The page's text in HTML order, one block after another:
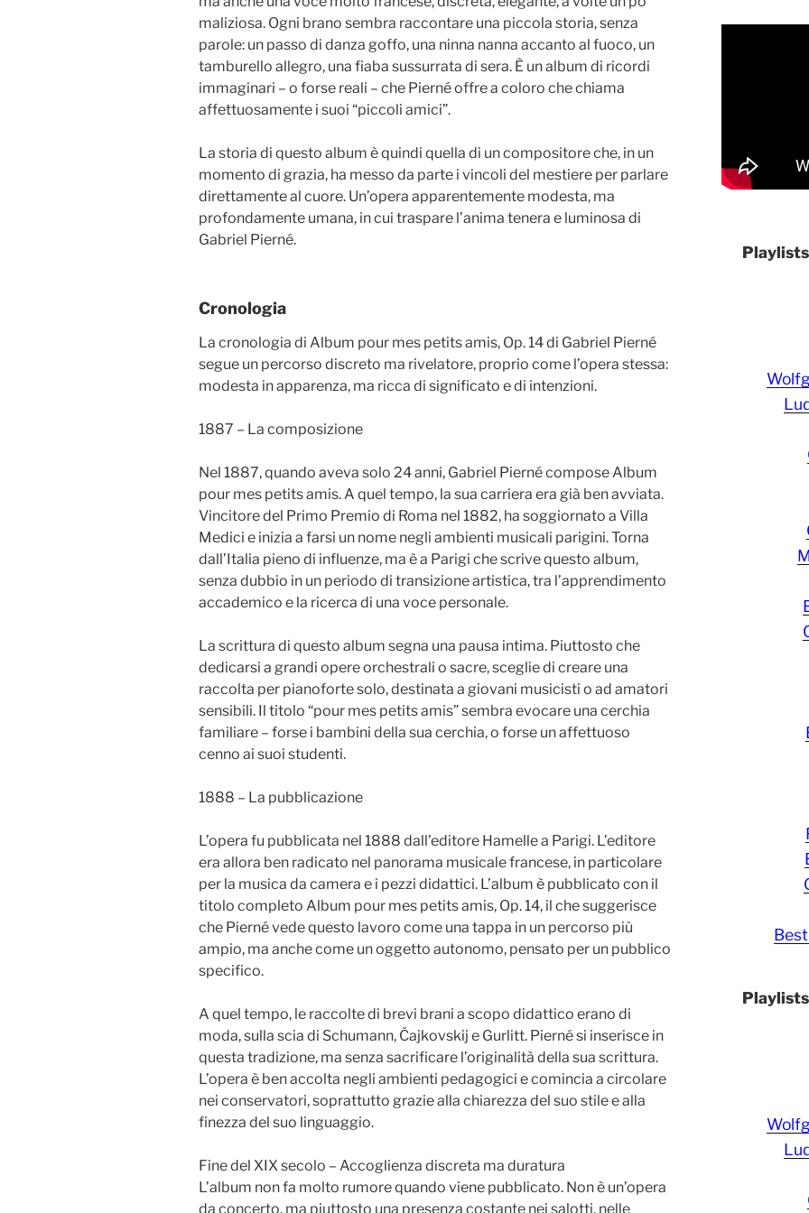
maliziosa. Ogni brano sembra raccontare una piccola storia, senza
parole: un passo di danza goffo, una ninna nanna accanto al fuoco, un
tamburello allegro, una fiaba sussurrata di sera. È un album di ricordi
immaginari – o forse reali – che Pierné offre a coloro che chiama
affettuosamente i suoi “piccoli amici”.
La storia di questo album è quindi quella di un compositore che, in un
momento di grazia, ha messo da parte i vincoli del mestiere per parlare
direttamente al cuore. Un’opera apparentemente modesta, ma
profondamente umana, in cui traspare l’anima tenera e luminosa di
Gabriel Pierné.
Cronologia
La cronologia di Album pour mes petits amis, Op. 14 di Gabriel Pierné
segue un percorso discreto ma rivelatore, proprio come l’opera stessa:
modesta in apparenza, ma ricca di significato e di intenzioni.
1887 – La composizione
Nel 1887, quando aveva solo 24 anni, Gabriel Pierné compose Album
pour mes petits amis. A quel tempo, la sua carriera era già ben avviata.
Vincitore del Primo Premio di Roma nel 1882, ha soggiornato a Villa
Medici e inizia a farsi un nome negli ambienti musicali parigini. Torna
dall’Italia pieno di influenze, ma è a Parigi che scrive questo album,
senza dubbio in un periodo di transizione artistica, tra l’apprendimento
accademico e la ricerca di una voce personale.
La scrittura di questo album segna una pausa intima. Piuttosto che
dedicarsi a grandi opere orchestrali o sacre, sceglie di creare una
raccolta per pianoforte solo, destinata a giovani musicisti o ad amatori
sensibili. Il titolo “pour mes petits amis” sembra evocare una cerchia
familiare – forse i bambini della sua cerchia, o forse un affettuoso
cenno ai suoi studenti.
1888 – La pubblicazione
L’opera fu pubblicata nel 1888 dall’editore Hamelle a Parigi. L’editore
era allora ben radicato nel panorama musicale francese, in particolare
per la musica da camera e i pezzi didattici. L’album è pubblicato con il
titolo completo Album pour mes petits amis, Op. 14, il che suggerisce
che Pierné vede questo lavoro come una tappa in un percorso più
ampio, ma anche come un oggetto autonomo, pensato per un pubblico
specifico.
A quel tempo, le raccolte di brevi brani a scopo didattico erano di
moda, sulla scia di Schumann, Čajkovskij e Gurlitt. Pierné si inserisce in
questa tradizione, ma senza sacrificare l’originalità della sua scrittura.
L’opera è ben accolta negli ambienti pedagogici e comincia a circolare
nei conservatori, soprattutto grazie alla chiarezza del suo stile e alla
finezza del suo linguaggio.
Fine del XIX secolo – Accoglienza discreta ma duratura
L’album non fa molto rumore quando viene pubblicato. Non è un’opera
da concerto, ma piuttosto una presenza costante nei salotti, nelle